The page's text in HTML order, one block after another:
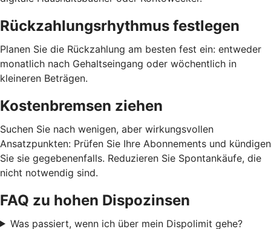
Rückzahlungsrhythmus festlegen
Planen Sie die Rückzahlung am besten fest ein: entweder
monatlich nach Gehaltseingang oder wöchentlich in
kleineren Beträgen.
Kostenbremsen ziehen
Suchen Sie nach wenigen, aber wirkungsvollen
Ansatzpunkten: Prüfen Sie Ihre Abonnements und kündigen
Sie sie gegebenenfalls. Reduzieren Sie Spontankäufe, die
nicht notwendig sind.
FAQ zu hohen Dispozinsen
Was passiert, wenn ich über mein Dispolimit gehe?